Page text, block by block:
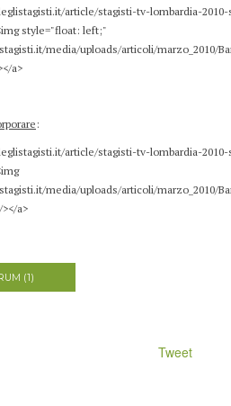
article/stagisti-tv-lombardia-
style="float: left;"
media/uploads/articoli/marzo_2010/
a>
:
article/stagisti-tv-lombardia-
media/uploads/articoli/marzo_2010/
a>
(1)
Tweet